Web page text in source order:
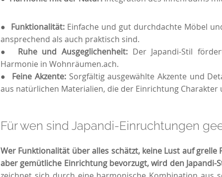
● Funktionalität: Einfache und gut durchdachte Möbel
ansprechend als auch praktisch sind.
● Ruhe und Ausgeglichenheit: Der Japandi-Stil
Harmonie in Wohnräumen.ach.
● Feine Akzente:Sorgfältig ausgewählte Akzente und
aus natürlichen Materialien, die der Einrichtung Charakter
Für wen sind Japandi-Einruchtungen
Wer Funktionalität über alles schätzt, keine Lust auf
aber gemütliche Einrichtung bevorzugt, wird den Japandi-